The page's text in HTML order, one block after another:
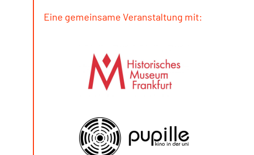
Eine gemeinsame Veranstaltung mit: